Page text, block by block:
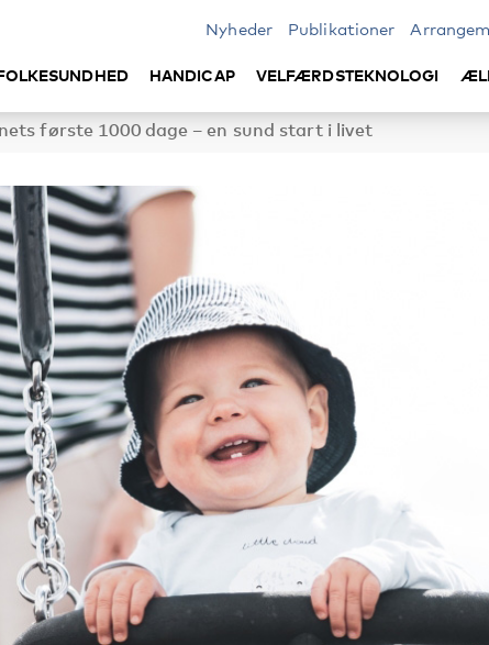
Nyheder Publikationer
HANDICAP VELFÆRDSTEKNOLOGI
første 1000 dage – en sund start i livet